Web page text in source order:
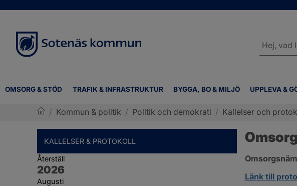
OMSORG & STÖD TRAFIK & INFRASTRUKTUR BYGGA, BO & MILJÖ UPPLEVA &
/ Kommun & politik / Politik och demokrati / Kallelser och
KALLELSER & PROTOKOLL
Återställ
År:
2026
Augusti
Länk till